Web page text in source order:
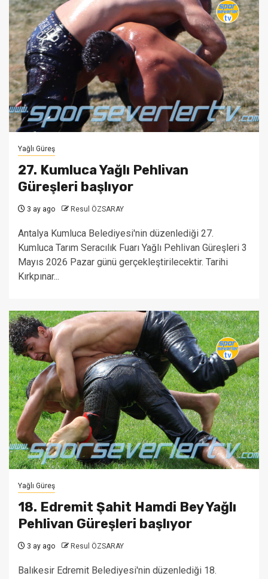
Yağlı Güreş
27. Kumluca Yağlı Pehlivan
Güreşleri başlıyor
3 ay ago Resul ÖZSARAY
Antalya Kumluca Belediyesi'nin düzenlediği 27.
Kumluca Tarım Seracılık Fuarı Yağlı Pehlivan Güreşleri 3
Mayıs 2026 Pazar günü gerçekleştirilecektir. Tarihi
Kırkpınar...
Yağlı Güreş
18. Edremit Şahit Hamdi Bey Yağlı
Pehlivan Güreşleri başlıyor
3 ay ago Resul ÖZSARAY
Balıkesir Edremit Belediyesi'nin düzenlediği 18.